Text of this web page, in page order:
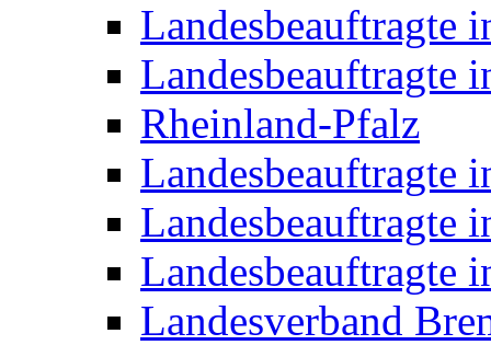
Landesbeauftragte
Landesbeauftragte
Rheinland-Pfalz
Landesbeauftragte
Landesbeauftragte
Landesbeauftragte
Landesverband